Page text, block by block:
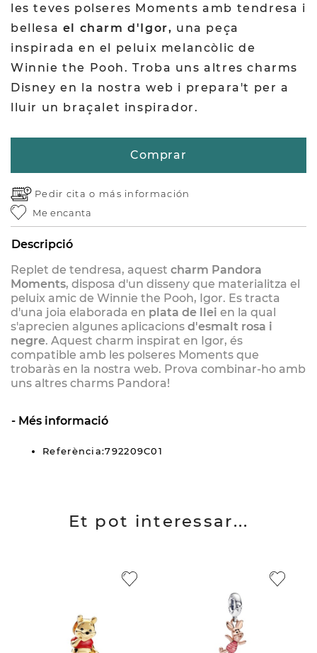
les teves polseres Moments amb tendresa i
bellesa el charm d'Igor, una peça
inspirada en el peluix melancòlic de
Winnie the Pooh. Troba uns altres charms
Disney en la nostra web i prepara't per a
lluir un braçalet inspirador.
Comprar
Pedir cita o más información
Me encanta
Descripció
Replet de tendresa, aquest charm Pandora
Moments, disposa d'un disseny que materialitza el
peluix amic de Winnie the Pooh, Igor. Es tracta
d'una joia elaborada en plata de llei en la qual
s'aprecien algunes aplicacions d'esmalt rosa i
negre. Aquest charm inspirat en Igor, és
compatible amb les polseres Moments que
trobaràs en la nostra web. Prova combinar-ho amb
uns altres charms Pandora!
Més informació
Referència:792209C01
Et pot interessar...